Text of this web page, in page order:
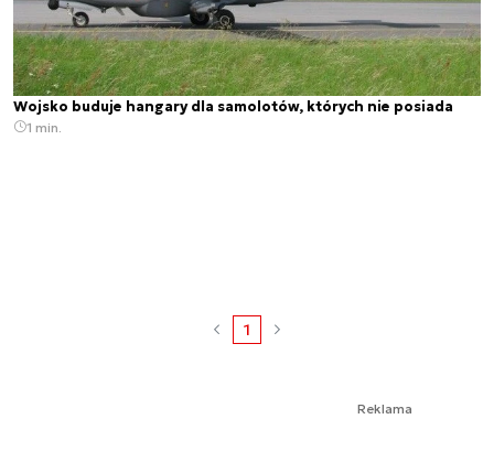
Wojsko buduje hangary dla samolotów, których nie posiada
1 min.
1
Reklama